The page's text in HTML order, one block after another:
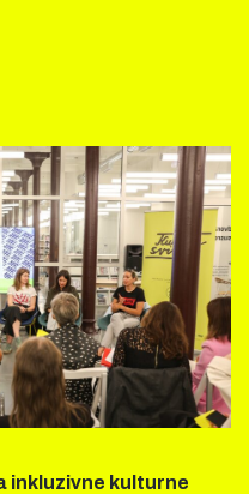
inkluzivne kulturne